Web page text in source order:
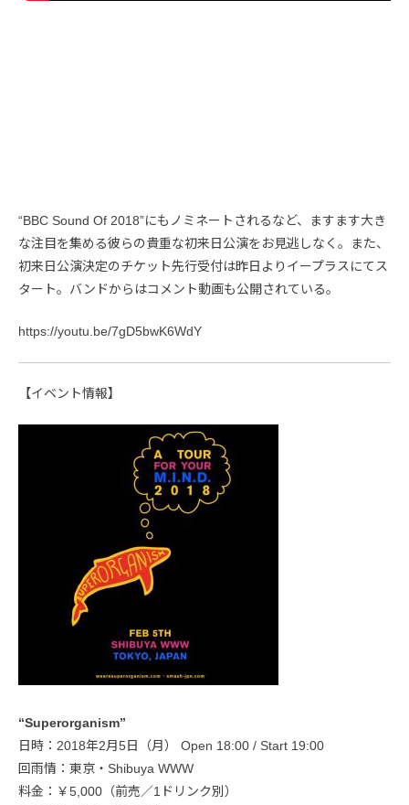
“BBC Sound Of 2018”にもノミネートされるなど、ますます大き
な注目を集める彼らの貴重な初来日公演をお見逃しなく。また、
初来日公演決定のチケット先行受付は昨日よりイープラスにてス
タート。バンドからはコメント動画も公開されている。
https://youtu.be/7gD5bwK6WdY
【イベント情報】
“Superorganism”
日時：2018年2月5日（月） Open 18:00 / Start 19:00
回雨情：東京・Shibuya WWW
料金：￥5,000（前売／1ドリンク別）